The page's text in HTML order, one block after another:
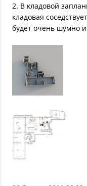
2. В кладовой
кладовая
будет очень шумно